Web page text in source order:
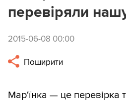
перевіряли
2015-06-08 00:00
Поширити
Мар'їнка — це перевірка